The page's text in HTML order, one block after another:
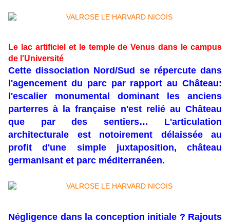
Le lac artificiel et le temple de Venus dans le campus
de l'Université
Cette dissociation Nord/Sud se répercute dans
l'agencement du parc par rapport au Château:
l'escalier monumental dominant les anciens
parterres à la française n'est relié au Château
que par des sentiers… L'articulation
architecturale est notoirement délaissée au
profit d'une simple juxtaposition, château
germanisant et parc méditerranéen.
Négligence dans la conception initiale ? Rajouts